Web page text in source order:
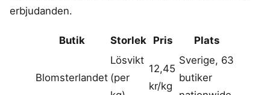
erbjudanden.
Butik Storlek Pris Plats
Blomsterlandet
Lösvikt
(per
12,45
kr/kg
Sverige, 63
butiker